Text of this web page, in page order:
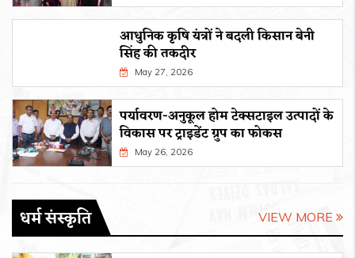
आधुनिक कृषि यंत्रों ने बदली किसान बेनी
सिंह की तकदीर
May 27, 2026
पर्यावरण-अनुकूल होम टेक्सटाइल उत्पादों के
विकास पर ट्राइडेंट ग्रुप का फोकस
May 26, 2026
धर्म संस्कृति VIEW MORE